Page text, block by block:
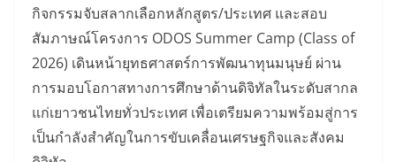
กิจกรรมจับสลากเลือกหลักสูตร/ประเทศ และสอบ
สัมภาษณ์โครงการ ODOS Summer Camp (Class of
2026) เดินหน้ายุทธศาสตร์การพัฒนาทุนมนุษย์ ผ่าน
การมอบโอกาสทางการศึกษาด้านดิจิทัลในระดับสากล
แก่เยาวชนไทยทั่วประเทศ เพื่อเตรียมความพร้อมสู่การ
เป็นกำลังสำคัญในการขับเคลื่อนเศรษฐกิจและสังคม